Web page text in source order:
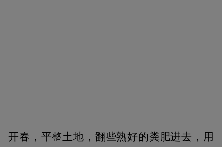
开春，平整土地，翻些熟好的粪肥进去，用